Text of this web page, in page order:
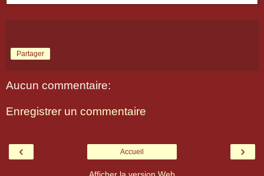
Partager
Aucun commentaire:
Enregistrer un commentaire
‹ ›
Accueil